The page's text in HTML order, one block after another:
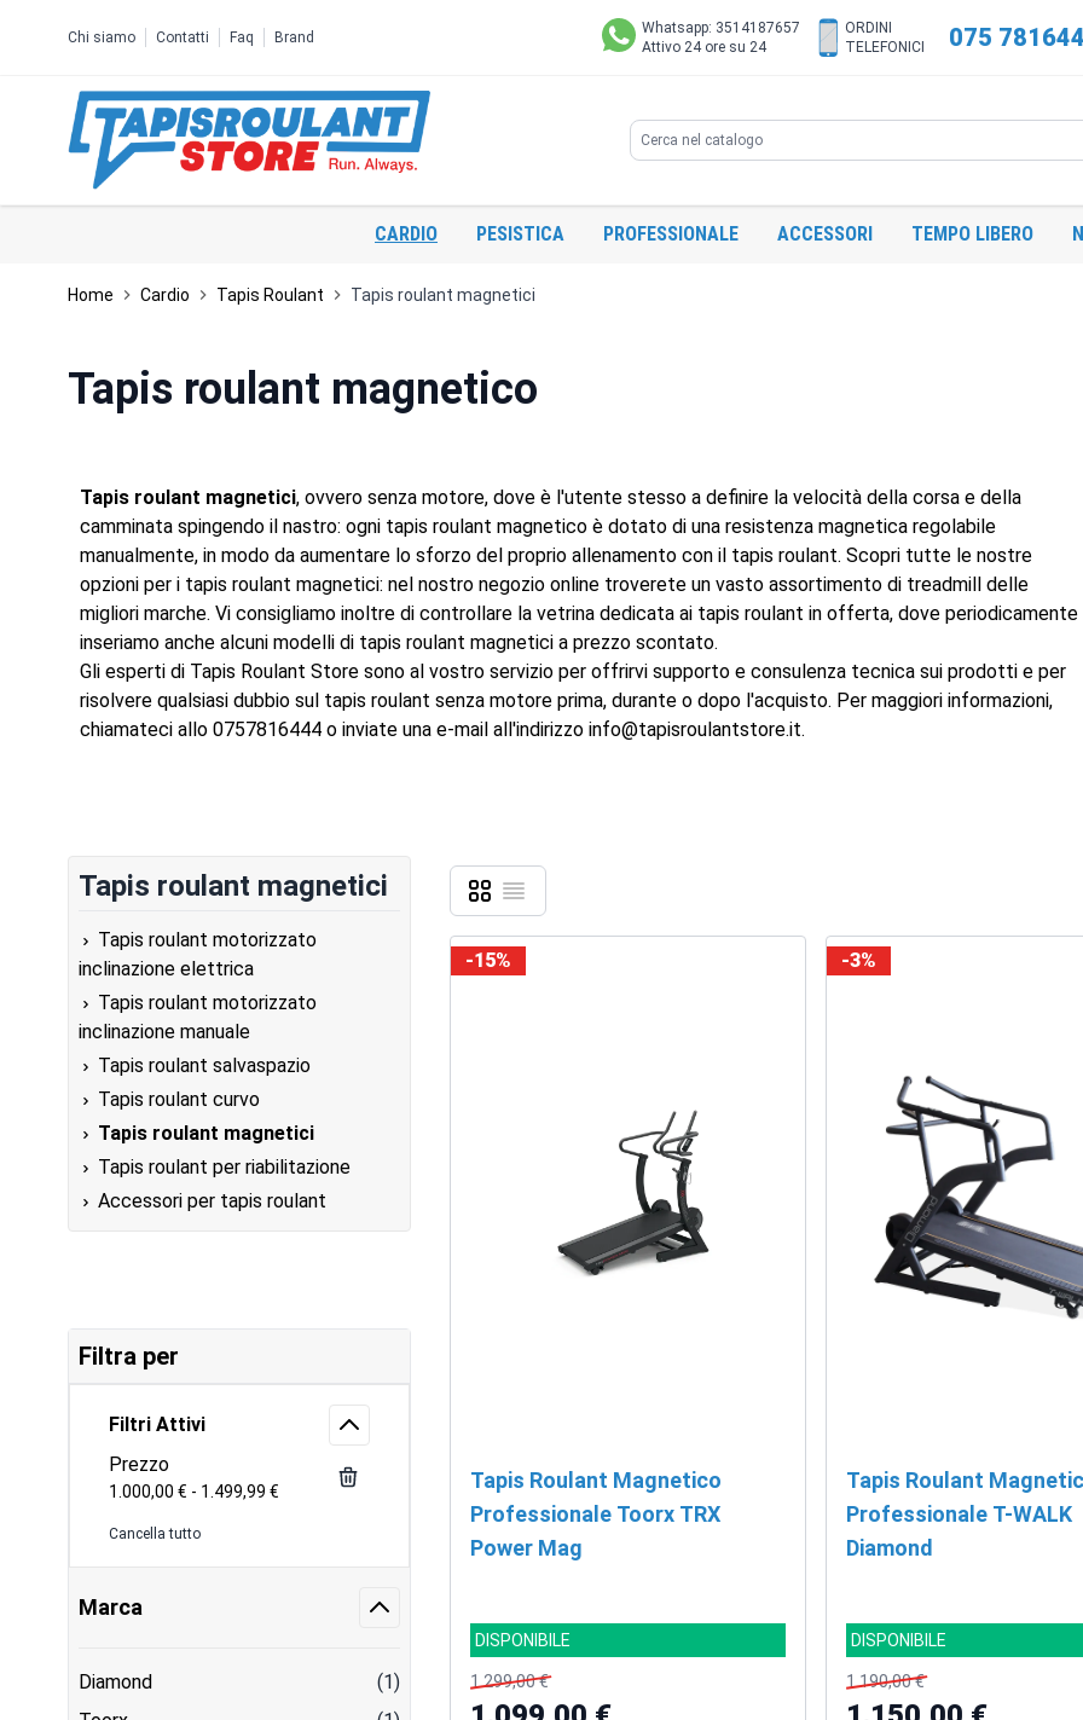
Chi siamo Contatti Faq Brand
Whatsapp: 3514187657
Attivo 24 ore su 24
ORDINI
TELEFONICI
075
CARDIO PESISTICA PROFESSIONALE ACCESSORI TEMPO LIBERO
Home Cardio Tapis Roulant Tapis roulant magnetici
Tapis roulant magnetico
Tapis roulant magnetici, ovvero senza motore, dove è l'utente stesso a definire la velocità della corsa e della
camminata spingendo il nastro: ogni tapis roulant magnetico è dotato di una resistenza magnetica regolabile
manualmente, in modo da aumentare lo sforzo del proprio allenamento con il tapis roulant. Scopri tutte le nostre
opzioni per i tapis roulant magnetici: nel nostro negozio online troverete un vasto assortimento di treadmill delle
migliori marche. Vi consigliamo inoltre di controllare la vetrina dedicata ai tapis roulant in offerta, dove periodicamente
inseriamo anche alcuni modelli di tapis roulant magnetici a prezzo scontato.
Gli esperti di Tapis Roulant Store sono al vostro servizio per offrirvi supporto e consulenza tecnica sui prodotti e per
risolvere qualsiasi dubbio sul tapis roulant senza motore prima, durante o dopo l'acquisto. Per maggiori informazioni,
chiamateci allo 0757816444 o inviate una e-mail all'indirizzo info@tapisroulantstore.it.
Tapis roulant magnetici
Tapis roulant motorizzato
inclinazione elettrica
Tapis roulant motorizzato
inclinazione manuale
Tapis roulant salvaspazio
Tapis roulant curvo
Tapis roulant magnetici
Tapis roulant per riabilitazione
Accessori per tapis roulant
Filtra per
Filtri Attivi
Prezzo
1.000,00 € - 1.499,99 €
Cancella tutto
Marca
Diamond
(1)
Mostra come
Griglia
Lista
Tapis Roulant Magnetico
Professionale Toorx TRX
Power Mag
DISPONIBILE
-15%
1.299,00 €
Tapis Roulant
Professionale T-WALK
Diamond
DISPONIBILE
-3%
1.190,00 €